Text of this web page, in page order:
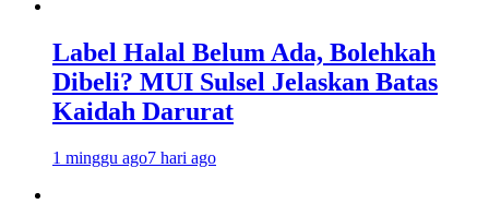
Label Halal Belum Ada, Bolehkah
Dibeli? MUI Sulsel Jelaskan Batas
Kaidah Darurat
1 minggu ago7 hari ago